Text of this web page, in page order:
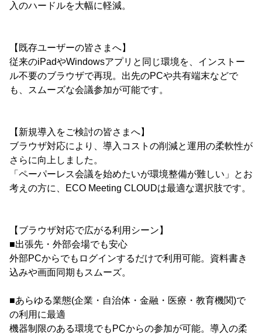
入のハードルを大幅に軽減。
【既存ユーザーの皆さまへ】
従来のiPadやWindowsアプリと同じ環境を、インストー
ル不要のブラウザで再現。出先のPCや共有端末などで
も、スムーズな会議参加が可能です。
【新規導入をご検討の皆さまへ】
ブラウザ対応により、導入コストの削減と運用の柔軟性が
さらに向上しました。
「ペーパーレス会議を始めたいが環境整備が難しい」とお
考えの方に、ECO Meeting CLOUDは最適な選択肢です。
【ブラウザ対応で広がる利用シーン】
■出張先・外部会場でも安心
外部PCからでもログインするだけで利用可能。資料書き
込みや画面同期もスムーズ。
■あらゆる業態(企業・自治体・金融・医療・教育機関)で
の利用に最適
機器制限のある環境でもPCからの参加が可能。導入の柔